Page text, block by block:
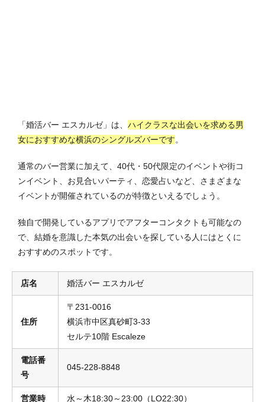
「婚活バー エスカルゼ」は、 ハイクラスな出会いを求める男
女におすすめな横浜のシングルズバーです。
通常のバー営業に加えて、40代・50代限定のイベントや街コ
ンイベント、お見合いパーティ、恋愛占いなど、さまざまな
イベントが開催されているのが特徴といえるでしょう。
独自で開発しているアプリでアフターコンタクトも可能なの
で、結婚を意識した本気の出会いを探している人にはとくに
おすすめのスポットです。
店名 婚活バー エスカルゼ
住所
〒231-0016
横浜市中区真砂町3-33
セルテ10階 Escaleze
電話番
号
045-228-8848
営業時
水～木18:30～23:00（LO22:30）